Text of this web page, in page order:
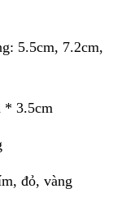
5.5cm, 7.2cm,
đỏ, vàng